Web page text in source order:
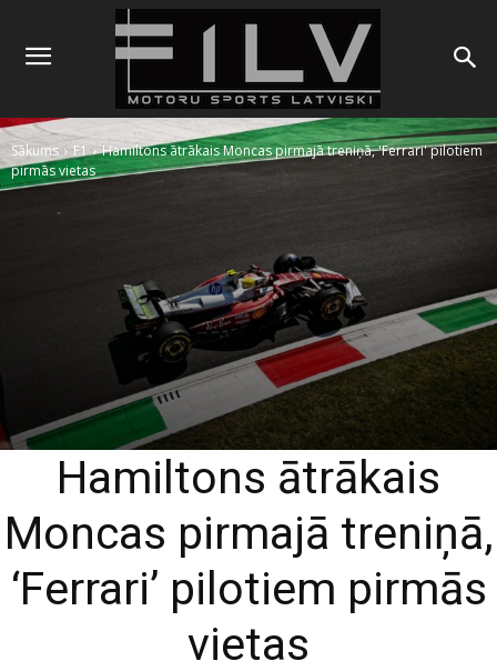
Sākums F1
Hamiltons ātrākais Moncas pirmajā treniņā, 'Ferrari' pilotiem
pirmās vietas
Hamiltons ātrākais
Moncas pirmajā treniņā,
‘Ferrari’ pilotiem pirmās
vietas